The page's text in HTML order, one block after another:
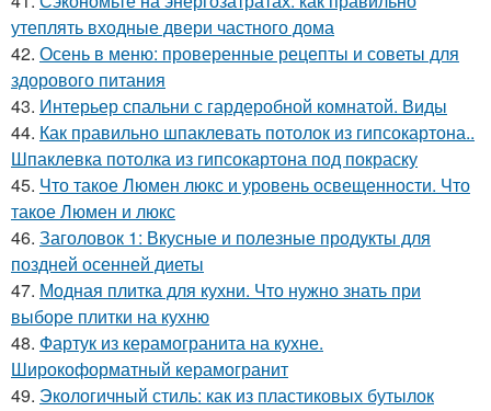
утеплять входные двери частного дома
42. Осень в меню: проверенные рецепты и советы для
здорового питания
43. Интерьер спальни с гардеробной комнатой. Виды
44. Как правильно шпаклевать потолок из гипсокартона..
Шпаклевка потолка из гипсокартона под покраску
45. Что такое Люмен люкс и уровень освещенности. Что
такое Люмен и люкс
46. Заголовок 1: Вкусные и полезные продукты для
поздней осенней диеты
47. Модная плитка для кухни. Что нужно знать при
выборе плитки на кухню
48. Фартук из керамогранита на кухне.
Широкоформатный керамогранит
49. Экологичный стиль: как из пластиковых бутылок